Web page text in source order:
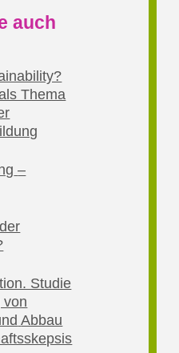
auch
Thema
–
der
Studie
von
Abbau